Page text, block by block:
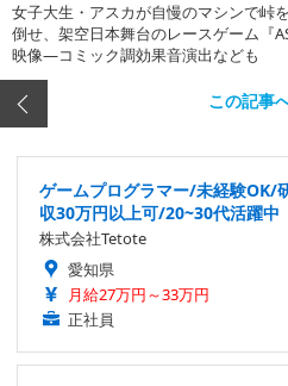
女子大生・アスカが自慢のマシンで峠
倒せ、架空日本舞台のレースゲーム『
映像―コミック調効果音演出なども
この記事
ゲームプログラマー/未経験OK/
収30万円以上可/20~30代活躍中
株式会社Tetote
愛知県
月給27万円～33万円
正社員